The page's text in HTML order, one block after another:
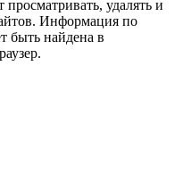
удалять и
Информация по
быть найдена в